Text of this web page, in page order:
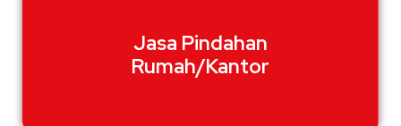
Jasa Pindahan
Rumah/Kantor